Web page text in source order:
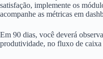
satisfação, implemente os
acompanhe as métricas em
Em 90 dias, você deverá
produtividade, no fluxo de caixa